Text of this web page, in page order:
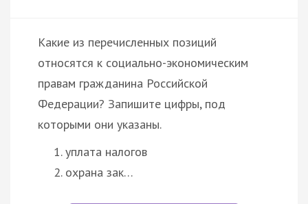
Какие из перечисленных позиций
относятся к социально-экономическим
правам гражданина Российской
Федерации? Запишите цифры, под
которыми они указаны.
уплата налогов
охрана зак…